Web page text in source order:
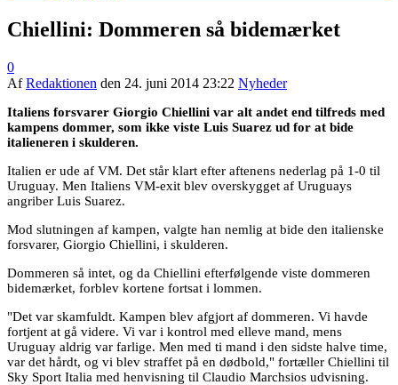
Chiellini: Dommeren så bidemærket
0
AfRedaktionen den 24. juni 2014 23:22 Nyheder
Italiens forsvarer Giorgio Chiellini var alt andet end tilfreds med
kampens dommer, som ikke viste Luis Suarez ud for at bide
italieneren i skulderen.
Italien er ude af VM. Det står klart efter aftenens nederlag på 1-0 til
Uruguay. Men Italiens VM-exit blev overskygget af Uruguays
angriber Luis Suarez.
Mod slutningen af kampen, valgte han nemlig at bide den italienske
forsvarer, Giorgio Chiellini, i skulderen.
Dommeren så intet, og da Chiellini efterfølgende viste dommeren
bidemærket, forblev kortene fortsat i lommen.
"Det var skamfuldt. Kampen blev afgjort af dommeren. Vi havde
fortjent at gå videre. Vi var i kontrol med elleve mand, mens
Uruguay aldrig var farlige. Men med ti mand i den sidste halve time,
var det hårdt, og vi blev straffet på en dødbold," fortæller Chiellini til
Sky Sport Italia med henvisning til Claudio Marchsios udvisning.